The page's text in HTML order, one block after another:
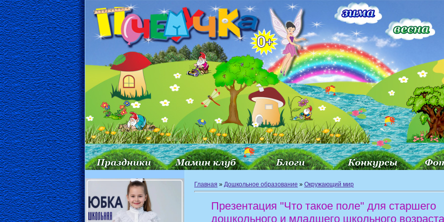
Главная » Дошкольное образование » Окружающий мир
Презентация "Что такое поле" для старшего
дошкольного и младшего школьного возраста